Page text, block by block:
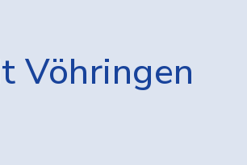
Vöhringen